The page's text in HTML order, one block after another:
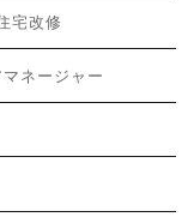
宅改修
ネージャー